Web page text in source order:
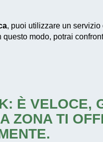
, puoi utilizzare un
modo, potrai
È VELOCE,
ZONA TI